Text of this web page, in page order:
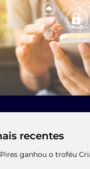
recentes
ganhou o troféu